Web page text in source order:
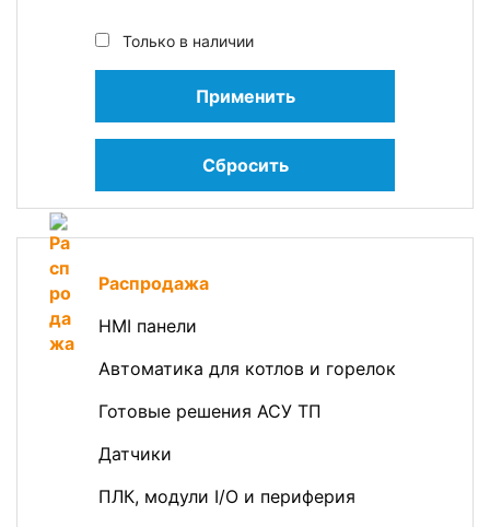
Только в наличии
Применить
Сбросить
Распродажа
HMI панели
Автоматика для котлов и горелок
Готовые решения АСУ ТП
Датчики
ПЛК, модули I/O и периферия